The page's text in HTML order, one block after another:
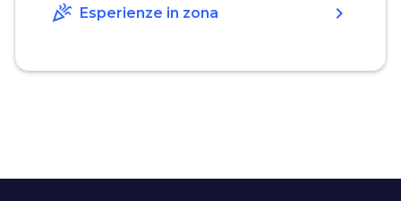
celebration Esperienze in zona chevron_right